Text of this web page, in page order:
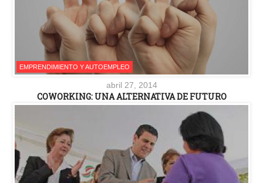
EMPRENDIMIENTO Y AUTOEMPLEO
abril 27, 2014
COWORKING: UNA ALTERNATIVA DE FUTURO